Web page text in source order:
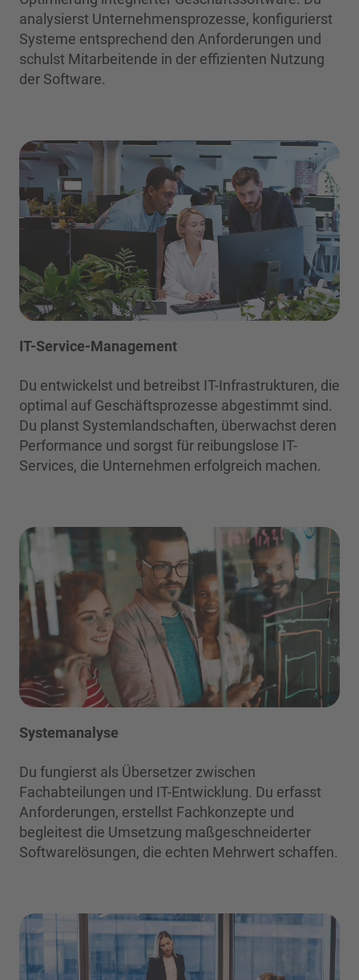
analysierst Unternehmensprozesse, konfigurierst
Systeme entsprechend den Anforderungen und
schulst Mitarbeitende in der effizienten Nutzung
der Software.
IT-Service-Management
Du entwickelst und betreibst IT-Infrastrukturen, die
optimal auf Geschäftsprozesse abgestimmt sind.
Du planst Systemlandschaften, überwachst deren
Performance und sorgst für reibungslose IT-
Services, die Unternehmen erfolgreich machen.
Systemanalyse
Du fungierst als Übersetzer zwischen
Fachabteilungen und IT-Entwicklung. Du erfasst
Anforderungen, erstellst Fachkonzepte und
begleitest die Umsetzung maßgeschneiderter
Softwarelösungen, die echten Mehrwert schaffen.